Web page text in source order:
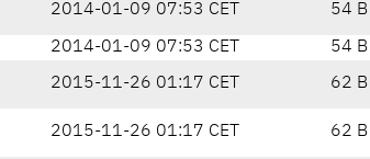
2014-01-09 07:53 CET 54 B
2014-01-09 07:53 CET
54 B
2015-11-26 01:17 CET 62 B
2015-11-26 01:17 CET 62 B